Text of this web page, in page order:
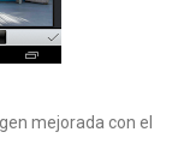
mejorada con el